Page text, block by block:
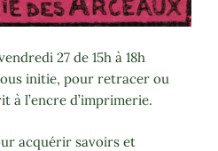
27 de 15h à 18h
initie, pour retracer ou
à l’encre d’imprimerie.
acquérir savoirs et